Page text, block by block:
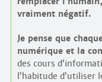
vraiment négatif.
Je pense que
numérique et la
des cours
l’habitude d’utiliser